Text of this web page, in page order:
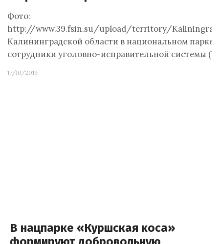
Фото:
http://www.39.fsin.su/upload/territory/Kaliningrad/
Калининградской области в национальном
сотрудники уголовно-исправительной системы
17/10/2019
В нацпарке «Куршская коса»